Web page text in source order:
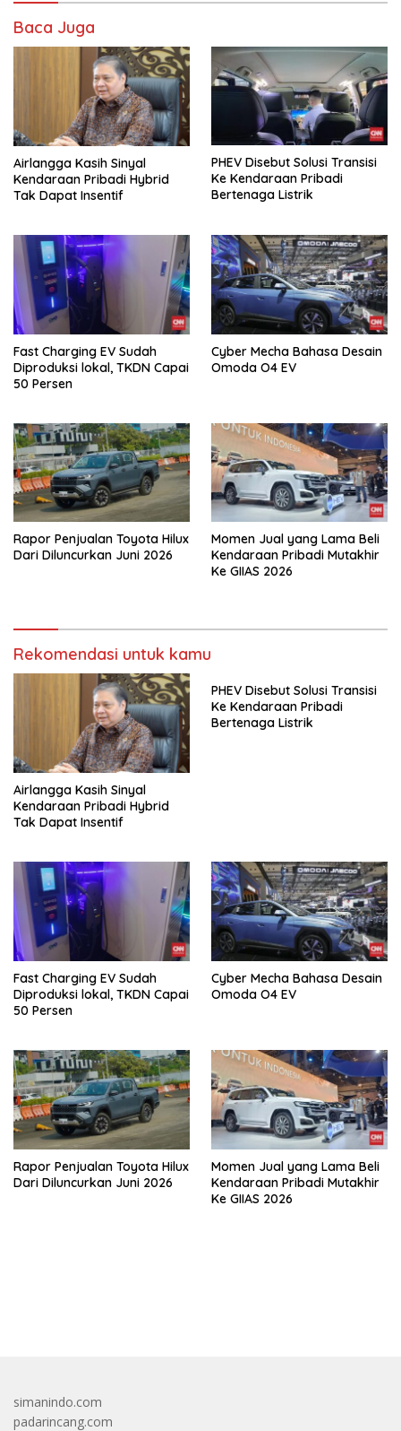
Baca Juga
Airlangga Kasih Sinyal
Kendaraan Pribadi Hybrid
Tak Dapat Insentif
PHEV Disebut Solusi Transisi
Ke Kendaraan Pribadi
Bertenaga Listrik
Fast Charging EV Sudah
Diproduksi lokal, TKDN Capai
50 Persen
Cyber Mecha Bahasa Desain
Omoda O4 EV
Rapor Penjualan Toyota Hilux
Dari Diluncurkan Juni 2026
Momen Jual yang Lama Beli
Kendaraan Pribadi Mutakhir
Ke GIIAS 2026
Rekomendasi untuk kamu
Airlangga Kasih Sinyal
Kendaraan Pribadi Hybrid
Tak Dapat Insentif
PHEV Disebut Solusi Transisi
Ke Kendaraan Pribadi
Bertenaga Listrik
Fast Charging EV Sudah
Diproduksi lokal, TKDN Capai
50 Persen
Cyber Mecha Bahasa Desain
Omoda O4 EV
Rapor Penjualan Toyota Hilux
Dari Diluncurkan Juni 2026
Momen Jual yang Lama Beli
Kendaraan Pribadi Mutakhir
Ke GIIAS 2026
simanindo.com
padarincang.com